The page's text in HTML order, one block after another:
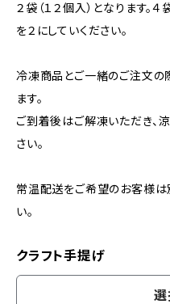
２袋（１２個入）となります
を２にしていください。
冷凍商品とご一緒のご注文の
ます。
ご到着後はご解凍いただき、
さい。
常温配送をご希望のお客様
い。
クラフト手提げ
選